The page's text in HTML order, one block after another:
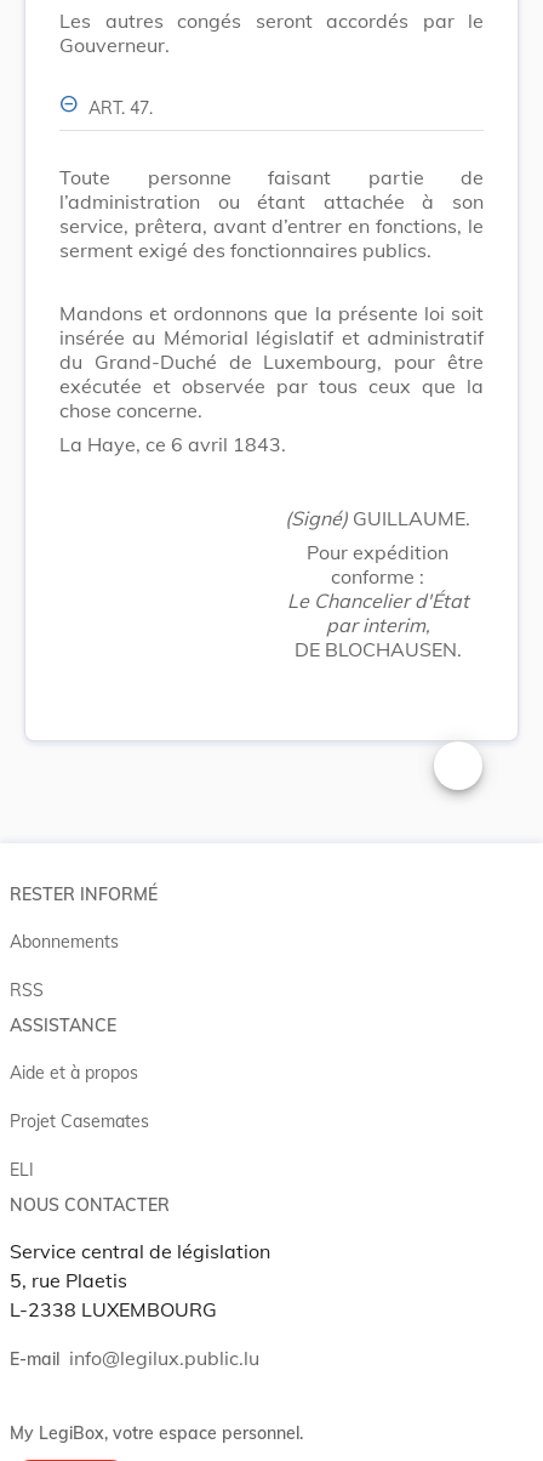
Les autres congés seront accordés par le
Gouverneur.
ART. 47.
Toute personne faisant partie de
l’administration ou étant attachée à son
service, prêtera, avant d’entrer en fonctions, le
serment exigé des fonctionnaires publics.
Mandons et ordonnons que la présente loi soit
insérée au Mémorial législatif et administratif
du Grand-Duché de Luxembourg, pour être
exécutée et observée par tous ceux que la
chose concerne.
La Haye, ce 6 avril 1843.
(Signé) GUILLAUME.
Pour expédition
conforme :
Le Chancelier d'État
par interim,
DE BLOCHAUSEN.
Changer la
RESTER INFORMÉ
Abonnements
RSS
ASSISTANCE
Aide et à propos
Projet Casemates
ELI
NOUS CONTACTER
Service central de législation
5, rue Plaetis
L-2338 LUXEMBOURG
E-mail info@legilux.public.lu
My LegiBox, votre espace personnel.